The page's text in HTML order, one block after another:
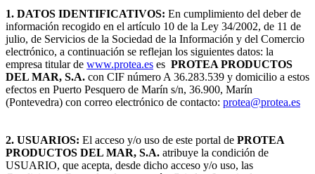
1. DATOS IDENTIFICATIVOS: En cumplimiento del deber de
información recogido en el artículo 10 de la Ley 34/2002, de 11 de
julio, de Servicios de la Sociedad de la Información y del Comercio
electrónico, a continuación se reflejan los siguientes datos: la
empresa titular de www.protea.es es PROTEA PRODUCTOS
DEL MAR, S.A. con CIF número A 36.283.539 y domicilio a estos
efectos en Puerto Pesquero de Marín s/n, 36.900, Marín
(Pontevedra) con correo electrónico de contacto: protea@protea.es
2. USUARIOS: El acceso y/o uso de este portal de PROTEA
PRODUCTOS DEL MAR, S.A. atribuye la condición de
USUARIO, que acepta, desde dicho acceso y/o uso, las